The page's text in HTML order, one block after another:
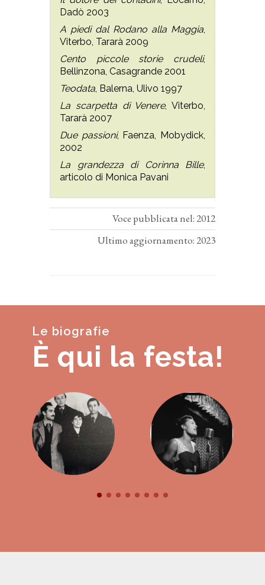
Dadò 2003
A piedi dal Rodano alla Maggia
Viterbo, Tararà 2009
Cento piccole storie crudeli,
Bellinzona, Casagrande 2001
Teodata , Balerna, Ulivo 1997
La scarpetta di Venere, Viterbo,
Tararà 2007
Due passioni, Faenza, Mobydick,
2002
La grandezza di Corinna Bille,
articolo di Monica Pavani
Voce pubblicata nel: 2012
Ultimo aggiornamento: 2023
Le biografie
È qui la festa!